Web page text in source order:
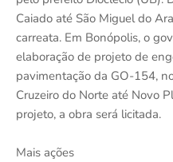
Caiado até São Miguel do
carreata. Em Bonópolis, o
elaboração de projeto de
pavimentação da GO-154,
Cruzeiro do Norte até Novo
projeto, a obra será licitada.
Mais ações